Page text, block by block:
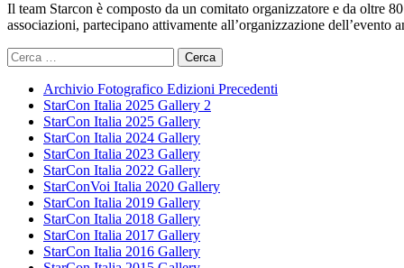
Il team Starcon è composto da un comitato organizzatore e da oltre
associazioni, partecipano attivamente all’organizzazione
Ricerca
per:
Archivio Fotografico Edizioni Precedenti
StarCon Italia 2025 Gallery 2
StarCon Italia 2025 Gallery
StarCon Italia 2024 Gallery
StarCon Italia 2023 Gallery
StarCon Italia 2022 Gallery
StarConVoi Italia 2020 Gallery
StarCon Italia 2019 Gallery
StarCon Italia 2018 Gallery
StarCon Italia 2017 Gallery
StarCon Italia 2016 Gallery